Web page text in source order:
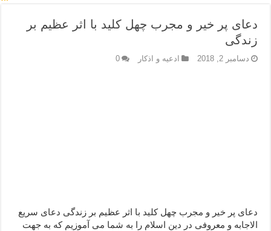
دعای روزی و رفع فقر – دعای مجرب برای گشایش مالی و برکت در کار
دعای قوی برای حاجات دنیا و آخرت – حاجت روایی و رفع مشکلات
دعای پر خیر و مجرب چهل کلید با اثر عظیم بر
زندگی
دسامبر 2, 2018 ادعيه و اذكار 0
دعای پر خیر و مجرب چهل کلید با اثر عظیم بر زندگی دعای سریع
الاجابه و معروفی در دین اسلام را به شما می آموزیم که به جهت